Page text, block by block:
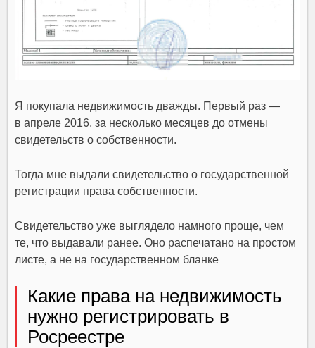
Я покупала недвижимость дважды. Первый раз —
в апреле 2016, за несколько месяцев до отмены
свидетельств о собственности.
Тогда мне выдали свидетельство о государственной
регистрации права собственности.
Свидетельство уже выглядело намного проще, чем
те, что выдавали ранее. Оно распечатано на простом
листе, а не на государственном бланке
Какие права на недвижимость
нужно регистрировать в
Росреестре